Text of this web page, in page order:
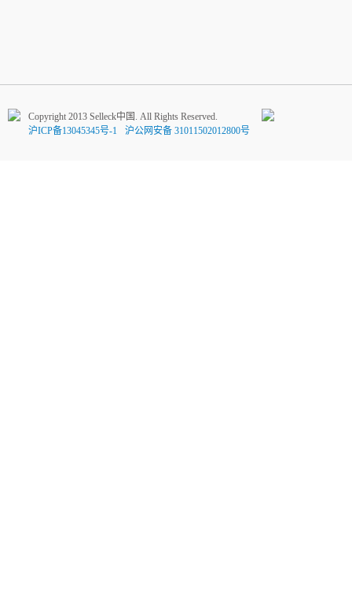
Copyright 2013 Selleck中国. All Rights Reserved.
沪ICP备13045345号-1
沪公网安备 31011502012800号